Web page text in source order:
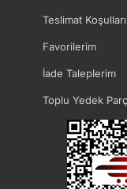
Teslimat Koşulları
Favorilerim
İade Taleplerim
Toplu Yedek